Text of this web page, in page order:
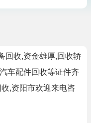
回收,资金雄厚,回收轿
车配件回收等证件齐
,资阳市欢迎来电咨